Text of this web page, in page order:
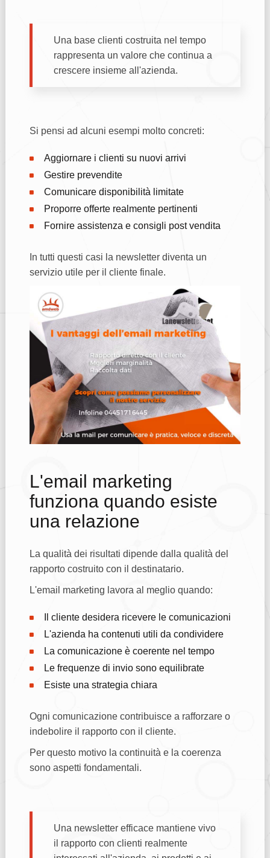
Una base clienti costruita nel tempo
rappresenta un valore che continua a
crescere insieme all'azienda.
Si pensi ad alcuni esempi molto concreti:
Aggiornare i clienti su nuovi arrivi
Gestire prevendite
Comunicare disponibilità limitate
Proporre offerte realmente pertinenti
Fornire assistenza e consigli post vendita
In tutti questi casi la newsletter diventa un
servizio utile per il cliente finale.
L'email marketing
funziona quando esiste
una relazione
La qualità dei risultati dipende dalla qualità del
rapporto costruito con il destinatario.
L'email marketing lavora al meglio quando:
Il cliente desidera ricevere le comunicazioni
L'azienda ha contenuti utili da condividere
La comunicazione è coerente nel tempo
Le frequenze di invio sono equilibrate
Esiste una strategia chiara
Ogni comunicazione contribuisce a rafforzare o
indebolire il rapporto con il cliente.
Per questo motivo la continuità e la coerenza
sono aspetti fondamentali.
Una newsletter efficace mantiene vivo
il rapporto con clienti realmente